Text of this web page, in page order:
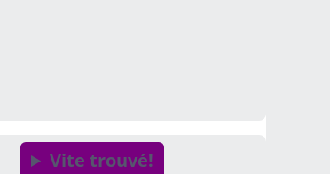
Vite trouvé!